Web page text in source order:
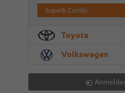
Superb Combi
Toyota
Volkswagen